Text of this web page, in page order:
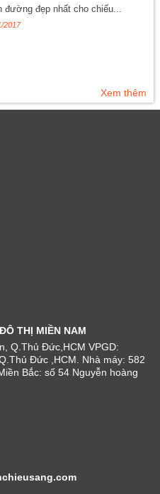
đường đẹp nhất cho chiếu...
2017
Xem thêm
THỊ MIỀN NAM
Q.Thủ Đức,HCM VPGD:
Đức ,HCM. Nhà máy: 582
Bắc: số 54 Nguyễn hoàng